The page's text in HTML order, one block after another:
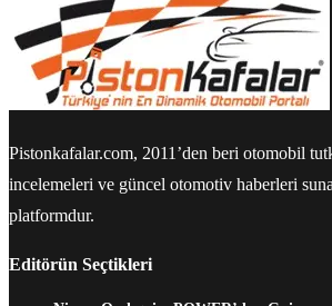
Pistonkafalar.com, 2011’den beri otomobil
incelemeleri ve güncel otomotiv haberleri
platformdur.
Editörün Seçtikleri